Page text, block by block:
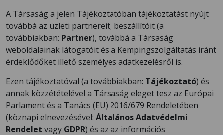
A Társaság a jelen Tájékoztatóban tájékoztatást nyújt
továbbá az üzleti partnereit, beszállítóit (a
továbbiakban: Partner), továbbá a Társaság
weboldalainak látogatóit és a Kempingszolgáltatás iránt
érdeklődőket illető személyes adatkezelésről is.
Ezen tájékoztatóval (a továbbiakban: Tájékoztató) és
annak közzétételével a Társaság eleget tesz az Európai
Parlament és a Tanács (EU) 2016/679 Rendeletében
(köznapi elnevezésével: Általános Adatvédelmi
Rendelet vagy GDPR) és az az információs